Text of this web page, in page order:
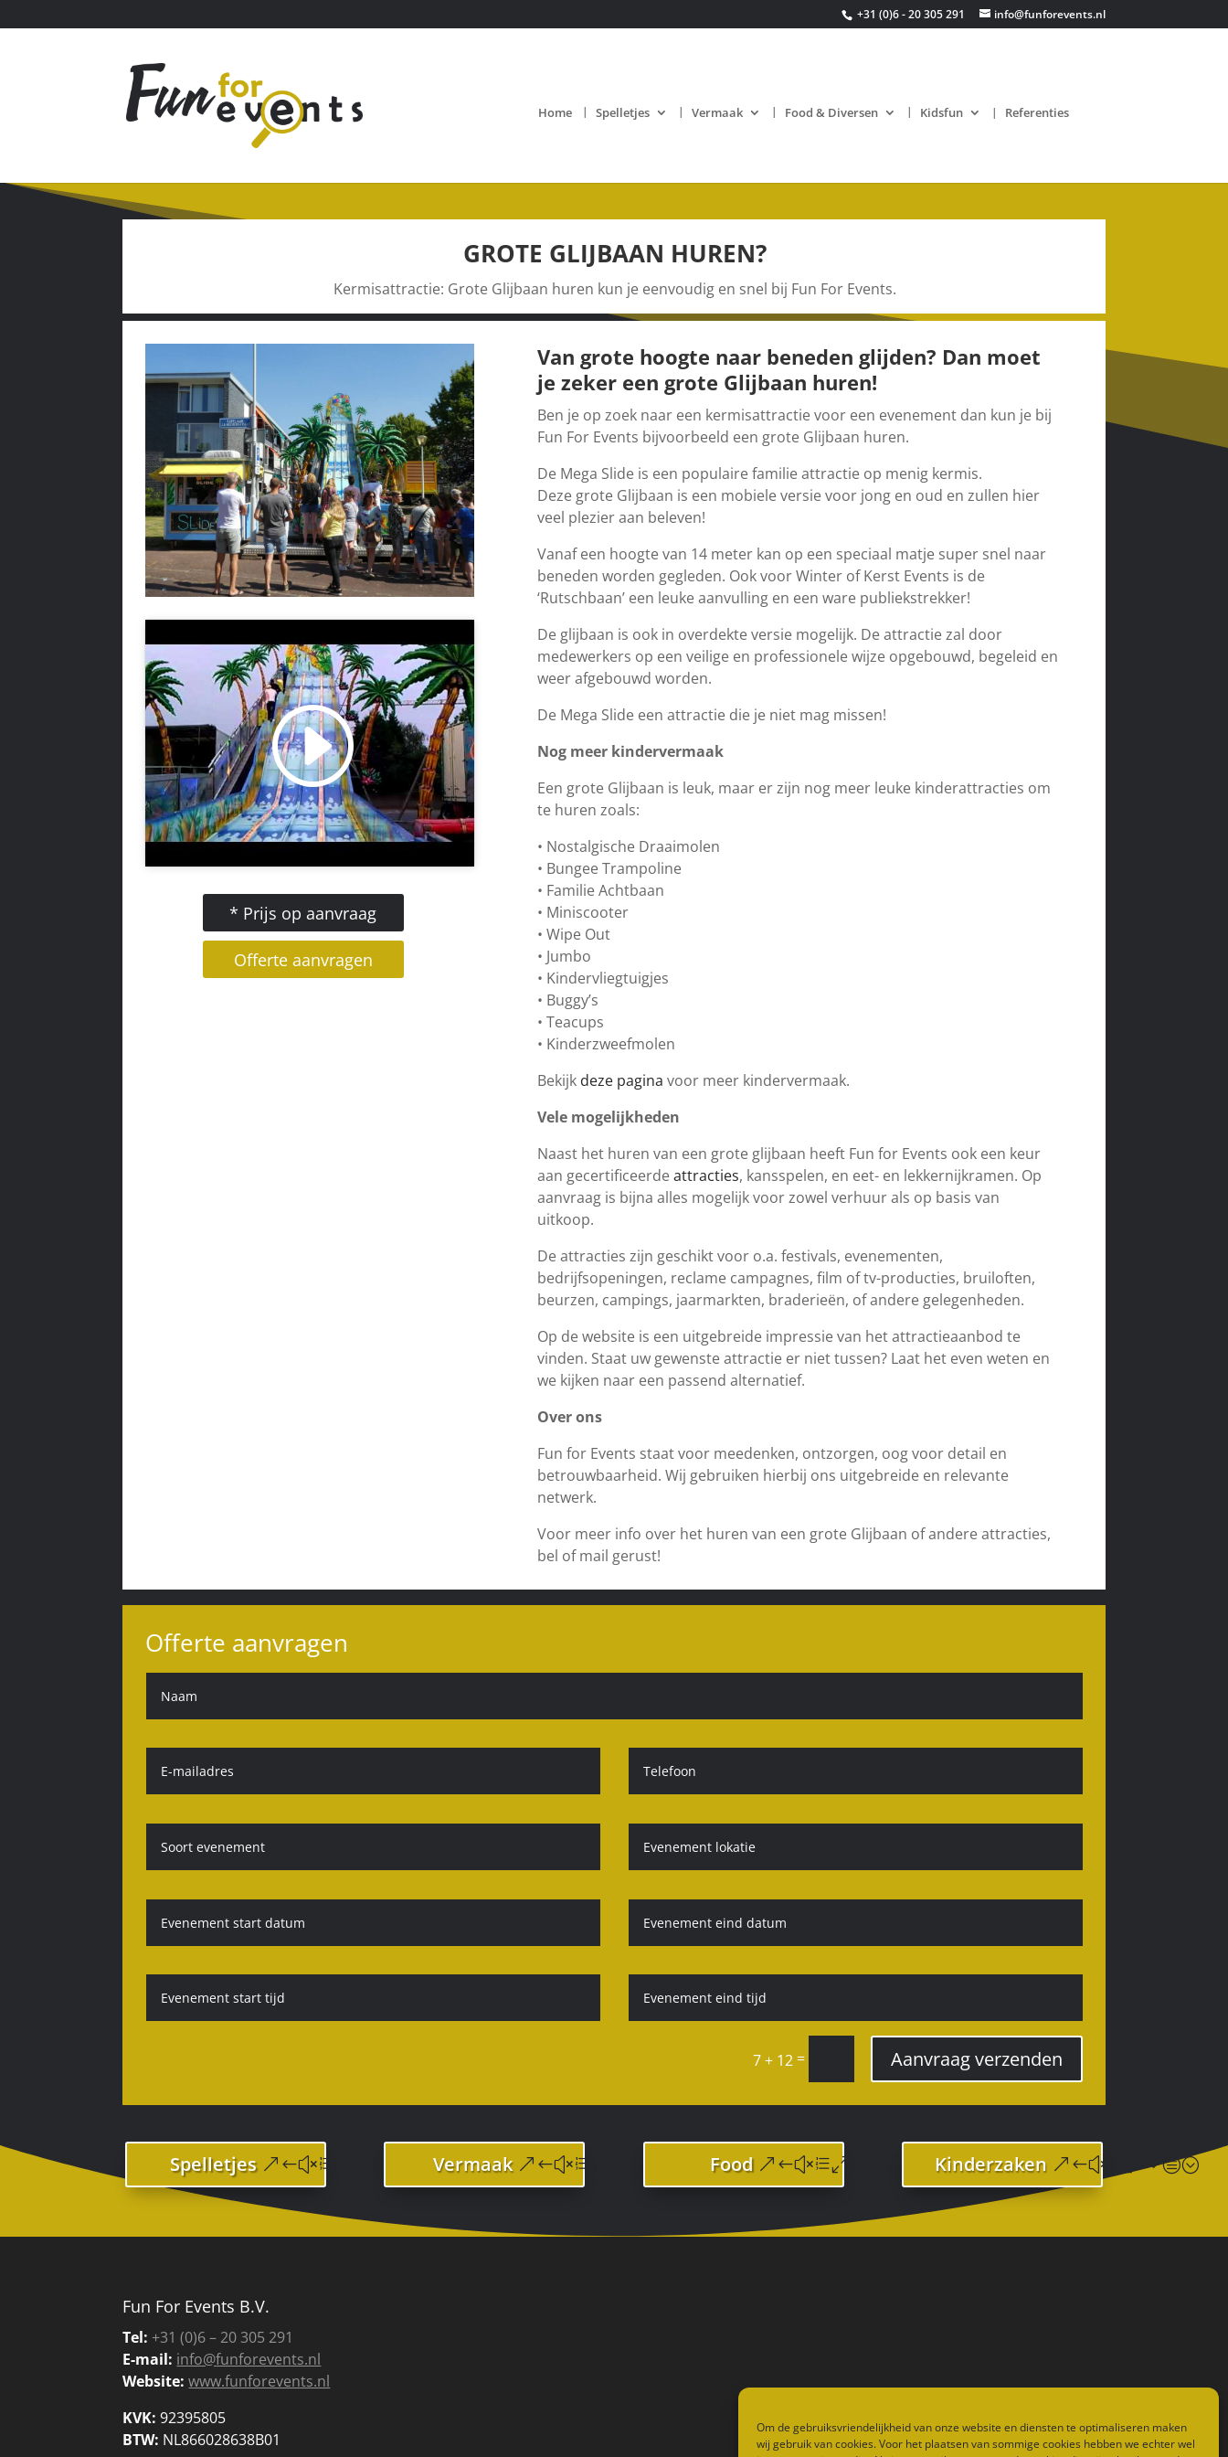
Om de gebruiksvriendelijkheid van onze website en diensten te optimaliseren maken
wij gebruik van cookies. Voor het plaatsen van sommige cookies hebben we echter wel
+31 (0)6 - 20 305 291 info@funforevents.nl
Home Spelletjes Vermaak Food & Diversen Kidsfun Referenties
GROTE GLIJBAAN HUREN?
Kermisattractie: Grote Glijbaan huren kun je eenvoudig en snel bij Fun For Events.
Klik om marketing cookies te accepteren
en deze inhoud in te schakelen
* Prijs op aanvraag
Offerte aanvragen
Van grote hoogte naar beneden glijden? Dan moet
je zeker een grote Glijbaan huren!
Ben je op zoek naar een kermisattractie voor een evenement dan kun je bij
Fun For Events bijvoorbeeld een grote Glijbaan huren.
De Mega Slide is een populaire familie attractie op menig kermis.
Deze grote Glijbaan is een mobiele versie voor jong en oud en zullen hier
veel plezier aan beleven!
Vanaf een hoogte van 14 meter kan op een speciaal matje super snel naar
beneden worden gegleden. Ook voor Winter of Kerst Events is de
‘Rutschbaan’ een leuke aanvulling en een ware publiekstrekker!
De glijbaan is ook in overdekte versie mogelijk. De attractie zal door
medewerkers op een veilige en professionele wijze opgebouwd, begeleid en
weer afgebouwd worden.
De Mega Slide een attractie die je niet mag missen!
Nog meer kindervermaak
Een grote Glijbaan is leuk, maar er zijn nog meer leuke kinderattracties om
te huren zoals:
• Nostalgische Draaimolen
• Bungee Trampoline
• Familie Achtbaan
• Miniscooter
• Wipe Out
• Jumbo
• Kindervliegtuigjes
• Buggy’s
• Teacups
• Kinderzweefmolen
Bekijk deze pagina voor meer kindervermaak.
Vele mogelijkheden
Naast het huren van een grote glijbaan heeft Fun for Events ook een keur
aan gecertificeerdeattracties, kansspelen, en eet- en lekkernijkramen. Op
aanvraag is bijna alles mogelijk voor zowel verhuur als op basis van
uitkoop.
De attracties zijn geschikt voor o.a. festivals, evenementen,
bedrijfsopeningen, reclame campagnes, film of tv-producties, bruiloften,
beurzen, campings, jaarmarkten, braderieën, of andere gelegenheden.
Op de website is een uitgebreide impressie van het attractieaanbod te
vinden. Staat uw gewenste attractie er niet tussen? Laat het even weten en
we kijken naar een passend alternatief.
Over ons
Fun for Events staat voor meedenken, ontzorgen, oog voor detail en
betrouwbaarheid. Wij gebruiken hierbij ons uitgebreide en relevante
netwerk.
Voor meer info over het huren van een grote Glijbaan of andere attracties,
bel of mail gerust!
Offerte aanvragen
7 + 12 = Aanvraag verzenden
Spelletjes Vermaak Food Kinderzaken
Fun For Events B.V.
Tel: +31 (0)6 – 20 305 291
E-mail: info@funforevents.nl
Website: www.funforevents.nl
KVK: 92395805
BTW: NL866028638B01